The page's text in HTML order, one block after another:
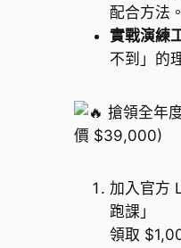
配合方法。
實戰演練
不到」的
搶領全年
價 $39,000)
加入官方
跑課」
領取